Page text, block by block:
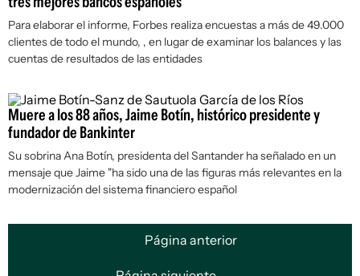
Para elaborar el informe, Forbes realiza encuestas a más de 49.000
clientes de todo el mundo, , en lugar de examinar los balances y las
cuentas de resultados de las entidades
Muere a los 88 años, Jaime Botín, histórico presidente y
fundador de Bankinter
Su sobrina Ana Botín, presidenta del Santander ha señalado en un
mensaje que Jaime "ha sido una de las figuras más relevantes en la
modernización del sistema financiero español
Página anterior